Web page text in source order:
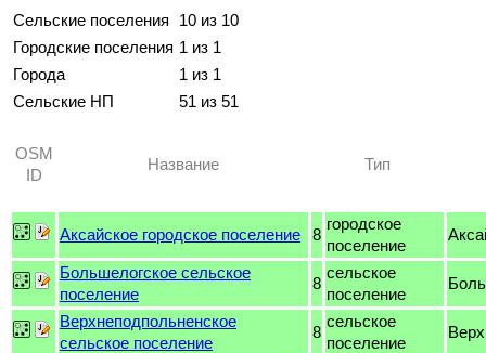
Сельские поселения
10 из 10
Городские поселения 1 из 1
Города
1 из 1
Сельские НП
51 из 51
OSM
ID
Название Тип
Аксайское городское поселение 8
городское
поселение
Большелогское сельское
поселение
8
сельское
поселение
Верхнеподпольненское
сельское поселение
8
сельское
поселение